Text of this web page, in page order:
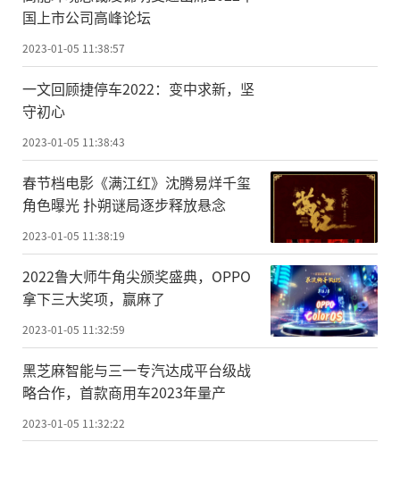
国上市公司高峰论坛
2023-01-05 11:38:57
一文回顾捷停车2022：变中求新，坚
守初心
2023-01-05 11:38:43
春节档电影《满江红》沈腾易烊千玺
角色曝光 扑朔谜局逐步释放悬念
2023-01-05 11:38:19
2022鲁大师牛角尖颁奖盛典，OPPO
拿下三大奖项，赢麻了
2023-01-05 11:32:59
黑芝麻智能与三一专汽达成平台级战
略合作，首款商用车2023年量产
2023-01-05 11:32:22